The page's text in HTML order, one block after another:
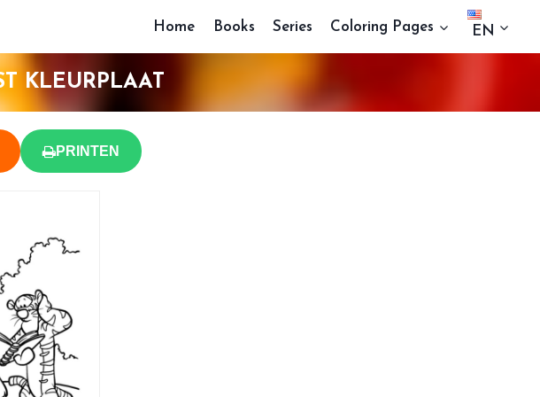
Home Books Series Coloring Pages EN
KLEURPLAAT
PRINTEN